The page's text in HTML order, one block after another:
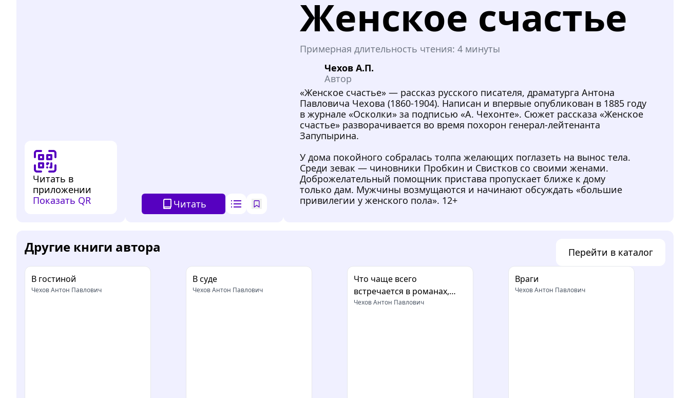
Читать в
приложении
Показать QR
Читать
Женское счастье
Примерная длительность чтения: 4 минуты
Чехов А.П.
Автор
«Женское счастье» — рассказ русского писателя, драматурга Антона
Павловича Чехова (1860-1904). Написан и впервые опубликован в 1885 году
в журнале «Осколки» за подписью «А. Чехонте». Сюжет рассказа «Женское
счастье» разворачивается во время похорон генерал-лейтенанта
Запупырина.
У дома покойного собралась толпа желающих поглазеть на вынос тела.
Среди зевак — чиновники Пробкин и Свистков со своими женами.
Доброжелательный помощник пристава пропускает ближе к дому
только дам. Мужчины возмущаются и начинают обсуждать «большие
привилегии у женского пола». 12+
Другие книги автора Перейти в каталог
В гостиной
Чехов Антон Павлович
В суде
Чехов Антон Павлович
Что чаще всего
встречается в романах,
повестях и т.п.
Чехов Антон Павлович
Враги
Чехов Антон Павлович